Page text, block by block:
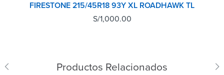
FIRESTONE 215/45R18 93Y XL ROADHAWK TL
S/1,000.00
Productos Relacionados